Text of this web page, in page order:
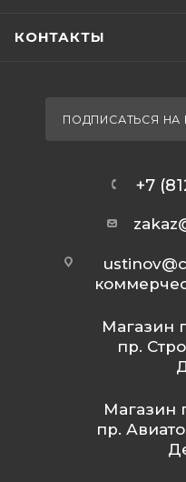
КОНТАКТЫ
ПОДПИСАТЬСЯ НА
+7
Магазин
пр.
Магазин
пр.